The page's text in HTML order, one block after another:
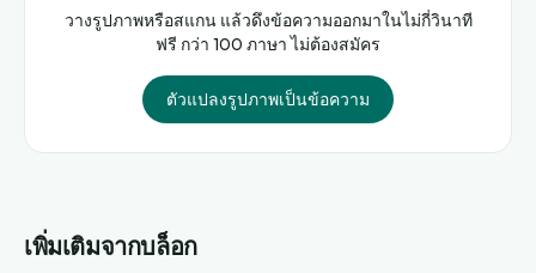
วางรูปภาพหรือสแกน แล้วดึงข้อความออกมาในไม่กี่วินาที
ฟรี กว่า 100 ภาษา ไม่ต้องสมัคร
ตัวแปลงรูปภาพเป็นข้อความ
เพิ่มเติมจากบล็อก